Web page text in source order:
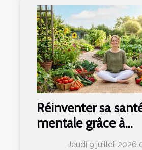
Réinventer sa
mentale grâce à
l’alimentation
Jeudi 9 juillet 2026